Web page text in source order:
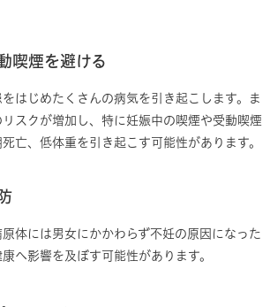
喫煙を避ける
はじめたくさんの病気を引き起こします。ま
スクが増加し、特に妊娠中の喫煙や受動喫煙
亡、低体重を引き起こす可能性があります。
体には男女にかかわらず不妊の原因になった
へ影響を及ぼす可能性があります。